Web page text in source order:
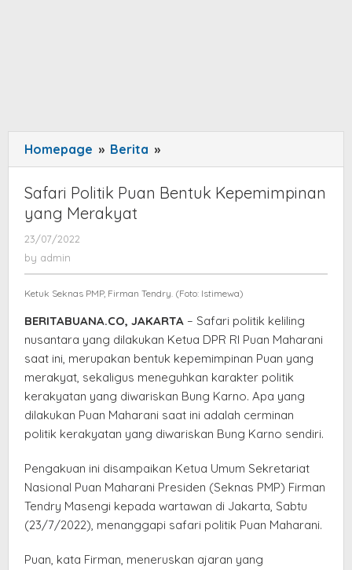
Homepage » Berita »
Politik
Puan
Safari Politik Puan Bentuk Kepemimpinan
yang Merakyat
23/07/2022
by admin
Ketuk Seknas PMP, Firman Tendry. (Foto: Istimewa)
BERITABUANA.CO, JAKARTA – Safari politik keliling
nusantara yang dilakukan Ketua DPR RI Puan Maharani
saat ini, merupakan bentuk kepemimpinan Puan yang
merakyat, sekaligus meneguhkan karakter politik
kerakyatan yang diwariskan Bung Karno. Apa yang
dilakukan Puan Maharani saat ini adalah cerminan
politik kerakyatan yang diwariskan Bung Karno sendiri.
Pengakuan ini disampaikan Ketua Umum Sekretariat
Nasional Puan Maharani Presiden (Seknas PMP) Firman
Tendry Masengi kepada wartawan di Jakarta, Sabtu
(23/7/2022), menanggapi safari politik Puan Maharani.
Puan, kata Firman, meneruskan ajaran yang